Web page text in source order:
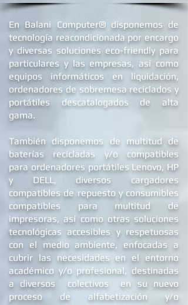
En Balani Computer®disponemos de
tecnología reacondicionada por encargo
y diversas soluciones eco-friendly para
particulares y las empresas, así como
equipos informáticos en liquidación,
ordenadores desobremesa recicladosy
portátiles descatalogados de alta
También disponemos de multitud de
baterías recicladas y/o compatibles
para ordenadores portátiles Lenovo, HP
y DELL, diversos cargadores
compatibles de repuest
o y consumibles
compatibles para multitud de
impresoras, así como otras soluciones
tecnológicas accesibles y respetuosas
con el medio ambiente, enfocadas a
cubrir las necesidades en el entorno
académico y/o profesional, destinadas
a diversos colectivos en su nuevo